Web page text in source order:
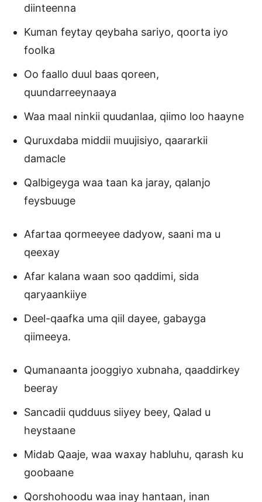
diinteenna
Kuman feytay qeybaha sariyo, qoorta iyo
foolka
Oo faallo duul baas qoreen,
quundarreeynaaya
Waa maal ninkii quudanlaa, qiimo loo haayne
Quruxdaba middii muujisiyo, qaararkii
damacle
Qalbigeyga waa taan ka jaray, qalanjo
feysbuuge
Afartaa qormeeyee dadyow, saani ma u
qeexay
Afar kalana waan soo qaddimi, sida
qaryaankiiye
Deel-qaafka uma qiil dayee, gabayga
qiimeeya.
Qumanaanta jooggiyo xubnaha, qaaddirkey
beeray
Sancadii qudduus siiyey beey, Qalad u
heystaane
Midab Qaaje, waa waxay habluhu, qarash ku
goobaane
Qorshohoodu waa inay hantaan, inan